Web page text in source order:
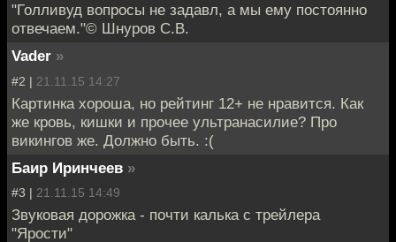
"Голливуд вопросы не задавл, а мы ему постоянно
отвечаем."© Шнуров С.В.
Vader »
#2 | 21.11.15 14:27
Картинка хороша, но рейтинг 12+ не нравится. Как
же кровь, кишки и прочее ультранасилие? Про
викингов же. Должно быть. :(
Баир Иринчеев »
#3 | 21.11.15 14:49
Звуковая дорожка - почти калька с трейлера
"Ярости"